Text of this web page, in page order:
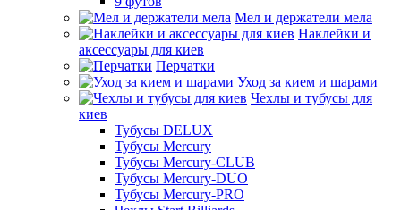
Мел и держатели мела
Наклейки и
аксессуары для киев
Перчатки
Уход за кием и шарами
Чехлы и тубусы для
киев
Тубусы DELUX
Тубусы Mercury
Тубусы Mercury-CLUB
Тубусы Mercury-DUO
Тубусы Mercury-PRO